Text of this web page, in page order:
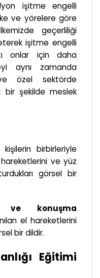
işitme engelli
ve yörelere göre
geçerliliği
işitme engelli
onlar için daha
aynı zamanda
ve özel sektörde
bir şekilde meslek
birbirleriyle
ve yüz
görsel bir
ve konuşma
el hareketlerini
bir dildir.
Eğitimi